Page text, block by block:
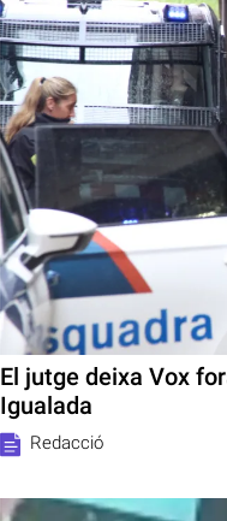
El jutge deixa Vox
Igualada
Redacció